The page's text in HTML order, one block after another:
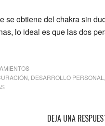
se obtiene del chakra sin
lo ideal es que las dos
DESARROLLO PERSONAL
DEJA UNA